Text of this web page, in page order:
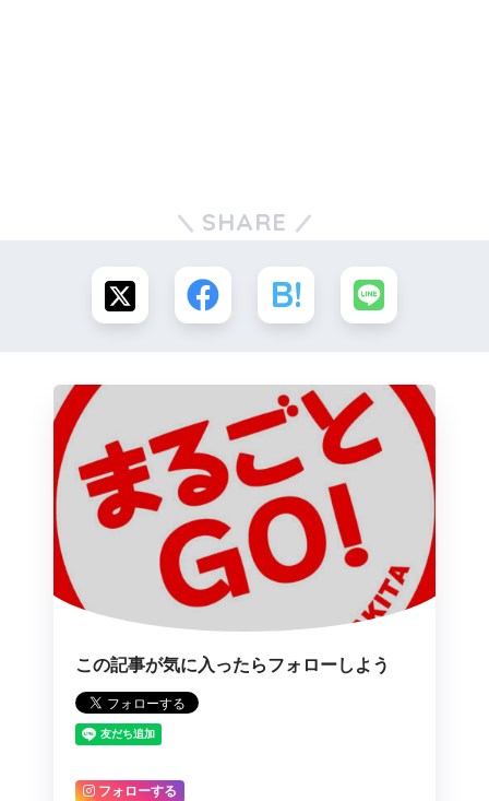
SHARE
この記事が気に入ったらフォローしよう
フォローする